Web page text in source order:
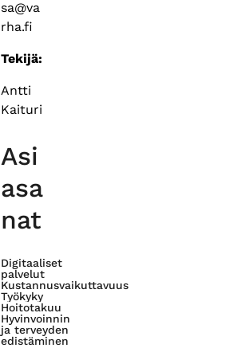
sa@va
rha.fi
Tekijä:
Antti
Kaituri
Asi
asa
nat
Digitaaliset
palvelut
Kustannusvaikuttavuus
Työkyky
Hoitotakuu
Hyvinvoinnin
ja terveyden
edistäminen